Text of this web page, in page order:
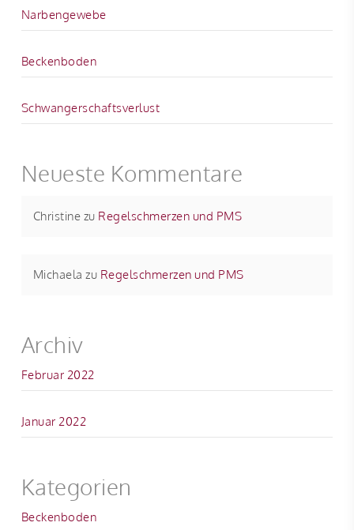
Narbengewebe
Beckenboden
Schwangerschaftsverlust
Neueste Kommentare
Christine zu Regelschmerzen und PMS
Michaela zu Regelschmerzen und PMS
Archiv
Februar 2022
Januar 2022
Kategorien
Beckenboden